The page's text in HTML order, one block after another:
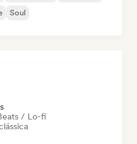
Soul
/ Lo-fi